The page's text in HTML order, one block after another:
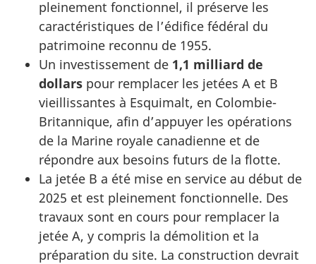
pleinement fonctionnel, il préserve les
caractéristiques de l’édifice fédéral du
patrimoine reconnu de 1955.
Un investissement de 1,1 milliard de
dollars pour remplacer les jetées A et B
vieillissantes à Esquimalt, en Colombie-
Britannique, afin d’appuyer les opérations
de la Marine royale canadienne et de
répondre aux besoins futurs de la flotte.
La jetée B a été mise en service au début de
2025 et est pleinement fonctionnelle. Des
travaux sont en cours pour remplacer la
jetée A, y compris la démolition et la
préparation du site. La construction devrait